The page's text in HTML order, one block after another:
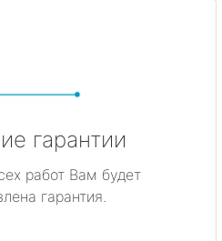
гарантии
работ Вам будет
гарантия.